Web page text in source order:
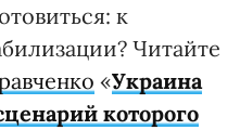
к
Читайте
«Украина
которого